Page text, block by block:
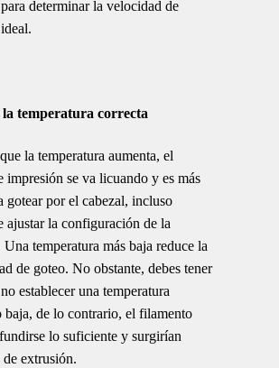
determinar la velocidad de
la temperatura correcta
la temperatura aumenta, el
impresión se va licuando y es más
gotear por el cabezal, incluso
ajustar la configuración de la
temperatura más baja reduce la
de goteo. No obstante, debes tener
establecer una temperatura
baja, de lo contrario, el filamento
lo suficiente y surgirían
extrusión.